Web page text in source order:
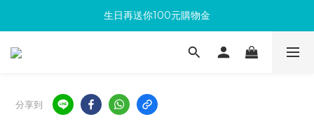
滿300回饋10%購物金
生日再送你100元購物金
加入成為新會員 馬上領取50元購物金
分享到